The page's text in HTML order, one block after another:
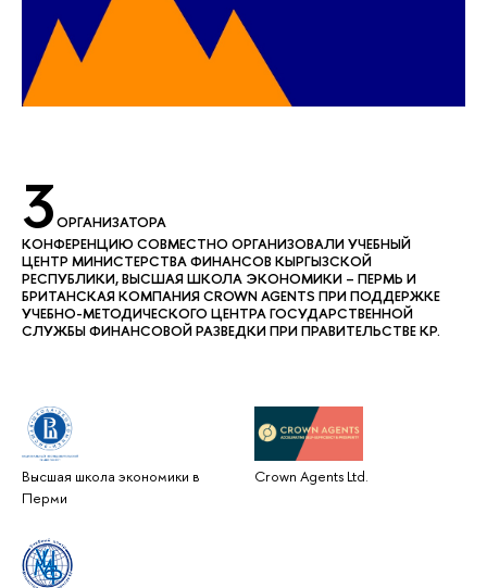
3ОРГАНИЗАТОРА
КОНФЕРЕНЦИЮ СОВМЕСТНО ОРГАНИЗОВАЛИ УЧЕБНЫЙ
ЦЕНТР МИНИСТЕРСТВА ФИНАНСОВ КЫРГЫЗСКОЙ
РЕСПУБЛИКИ, ВЫСШАЯ ШКОЛА ЭКОНОМИКИ – ПЕРМЬ И
БРИТАНСКАЯ КОМПАНИЯ CROWN AGENTS ПРИ ПОДДЕРЖКЕ
УЧЕБНО-МЕТОДИЧЕСКОГО ЦЕНТРА ГОСУДАРСТВЕННОЙ
СЛУЖБЫ ФИНАНСОВОЙ РАЗВЕДКИ ПРИ ПРАВИТЕЛЬСТВЕ КР.
Высшая школа экономики в
Перми
Crown Agents Ltd.